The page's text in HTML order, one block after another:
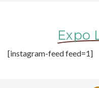
Expo
[instagram-feed feed=1]